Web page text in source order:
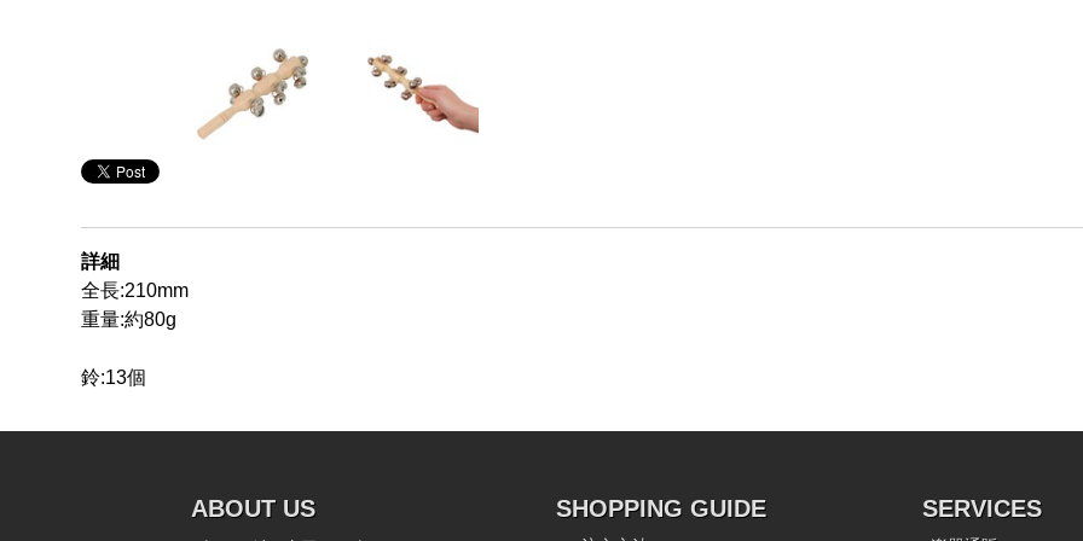
詳細
全長:210mm
重量:約80g
鈴:13個
ABOUT US SHOPPING GUIDE SERVICES